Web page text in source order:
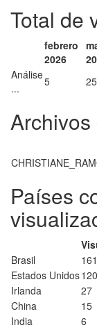
Total de
febrero
2026
Análise
...
5 25
Países
Brasil
161
Estados Unidos120
Irlanda
27
China
15
India
6